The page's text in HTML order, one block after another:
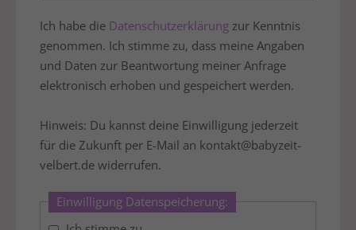
Ich habe die Datenschutzerklärung zur Kenntnis
genommen. Ich stimme zu, dass meine Angaben
und Daten zur Beantwortung meiner Anfrage
elektronisch erhoben und gespeichert werden.
Hinweis: Du kannst deine Einwilligung jederzeit
für die Zukunft per E-Mail an kontakt@babyzeit-
velbert.de widerrufen.
Einwilligung Datenspeicherung: